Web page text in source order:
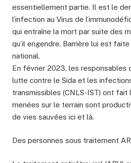
essentiellement partie. Il est le
l’infection au Virus de
qui entraîne la mort par suite des
qu’il engendre. Barrière lui est
national.
En février 2023, les responsables
lutte contre le Sida et les
transmissibles (CNLS-IST) ont fait
menées sur le terrain sont
de vies sauvées ici et là.
Des personnes sous traitement